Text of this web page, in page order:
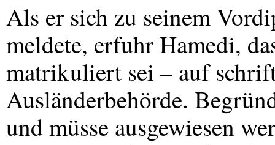
Als er sich zu seinem
meldete, erfuhr Hamedi,
matrikuliert sei – auf
Ausländerbehörde.
und müsse ausgewiesen